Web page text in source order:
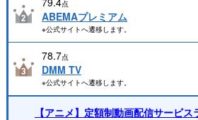
点
ABEMAプレミアム
※公式サイトへ遷移します。
78.7点
DMM TV
※公式サイトへ遷移します。
【アニメ】定額制動画配信サービ